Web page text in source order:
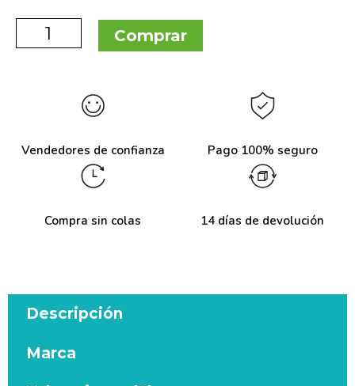
Comprar
Vendedores de confianza Pago 100% seguro
Compra sin colas 14 días de devolución
Descripción
Marca